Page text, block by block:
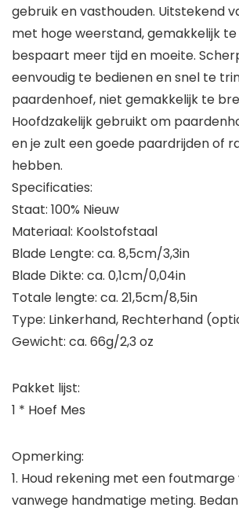
gebruik en vasthouden. Uitstekend
met hoge weerstand, gemakkelijk
bespaart meer tijd en moeite.
eenvoudig te bedienen en snel te
paardenhoef, niet gemakkelijk te
Hoofdzakelijk gebruikt om
en je zult een goede paardrijden of
hebben.
Specificaties:
Staat: 100% Nieuw
Materiaal: Koolstofstaal
Blade Lengte: ca. 8,5cm/3,3in
Blade Dikte: ca. 0,1cm/0,04in
Totale lengte: ca. 21,5cm/8,5in
Type: Linkerhand, Rechterhand
Gewicht: ca. 66g/2,3 oz
Pakket lijst:
1 * Hoef Mes
Opmerking:
1. Houd rekening met een
vanwege handmatige meting.